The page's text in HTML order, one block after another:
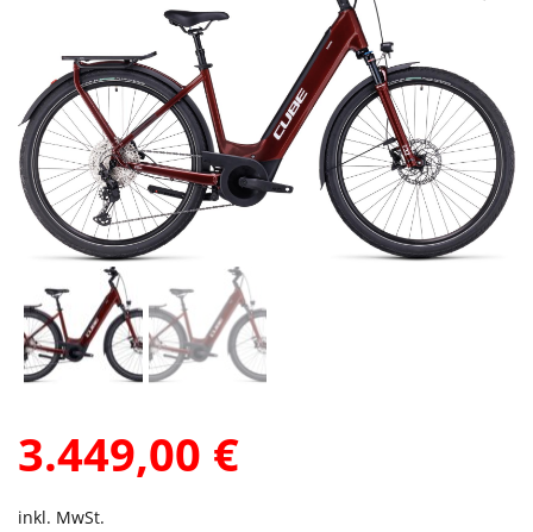
3.449,00 €
inkl. MwSt.